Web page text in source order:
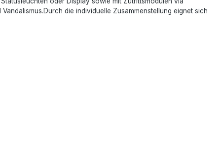
die individuelle Zusammenstellung eignet sich